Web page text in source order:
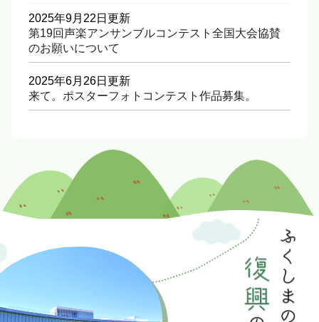
2025年9月22日更新
第19回声楽アンサンブルコンテスト全国大会協賛
のお願いについて
2025年6月26日更新
来て。ポスターフォトコンテスト作品募集。